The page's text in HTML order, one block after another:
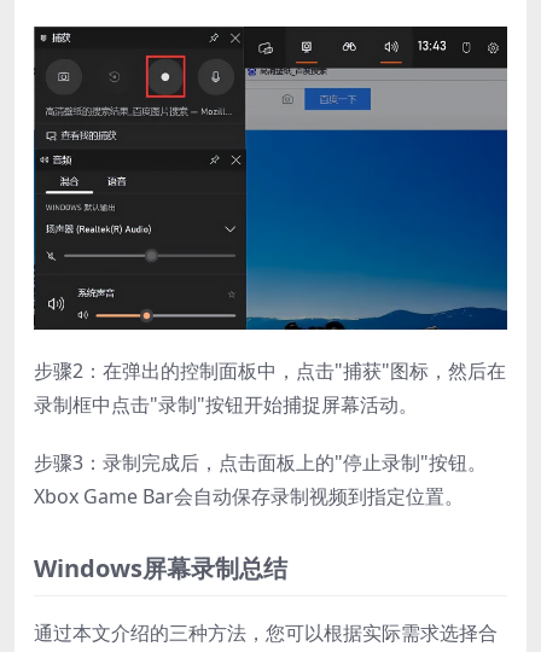
步骤2：在弹出的控制面板中，点击"捕获"图标，然后在
录制框中点击"录制"按钮开始捕捉屏幕活动。
步骤3：录制完成后，点击面板上的"停止录制"按钮。
Xbox Game Bar会自动保存录制视频到指定位置。
Windows屏幕录制总结
通过本文介绍的三种方法，您可以根据实际需求选择合